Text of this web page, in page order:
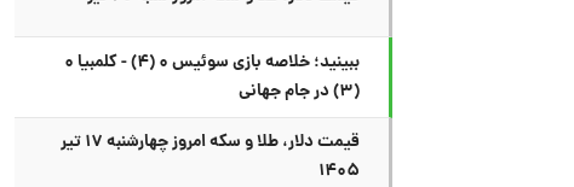
ببینید؛ خلاصه بازی سوئیس ۰ (۴) - کلمبیا ۰
(۳) در جام جهانی
قیمت دلار، طلا و سکه امروز چهارشنبه ۱۷ تیر
۱۴۰۵